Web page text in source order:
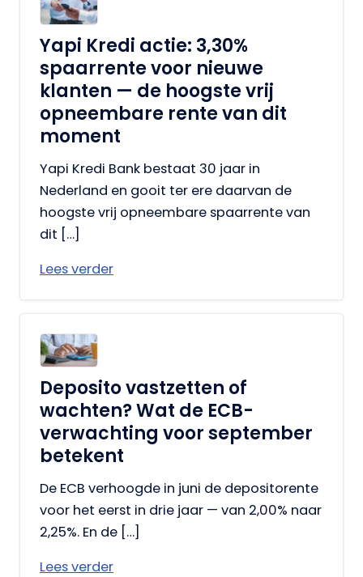
Yapi Kredi actie: 3,30%
spaarrente voor nieuwe
klanten — de hoogste vrij
opneembare rente van dit
moment
Yapi Kredi Bank bestaat 30 jaar in
Nederland en gooit ter ere daarvan de
hoogste vrij opneembare spaarrente van
dit […]
Lees verder
Deposito vastzetten of
wachten? Wat de ECB-
verwachting voor september
betekent
De ECB verhoogde in juni de depositorente
voor het eerst in drie jaar — van 2,00% naar
2,25%. En de […]
Lees verder